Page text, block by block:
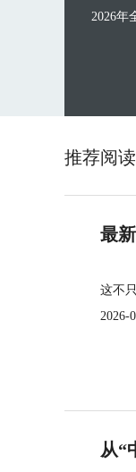
2026年
推荐阅读
最
这不
2026-
从“